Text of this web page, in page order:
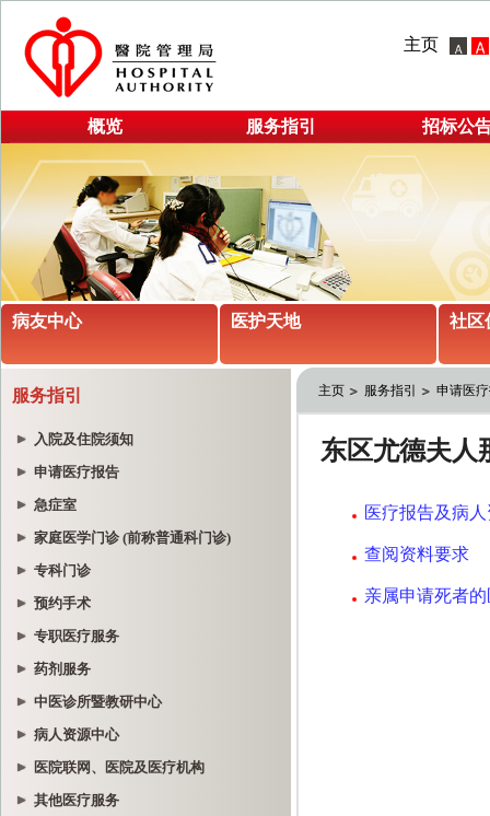
主页
概览 服务指引 招标公
病友中心 医护天地 社区
服务指引
入院及住院须知
申请医疗报告
急症室
家庭医学门诊 (前称普通科门诊)
专科门诊
预约手术
专职医疗服务
药剂服务
中医诊所暨教研中心
病人资源中心
医院联网、医院及医疗机构
其他医疗服务
主页 服务指引 申请医